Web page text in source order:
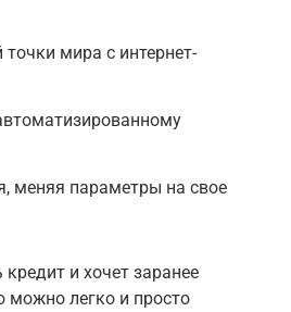
мира с интернет-
меняя параметры на свое
и хочет заранее
можно легко и просто